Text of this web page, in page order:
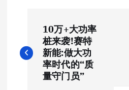
章
10万+大功率
桩来袭!赛特
新能:做大功
率时代的“质
量守门员”